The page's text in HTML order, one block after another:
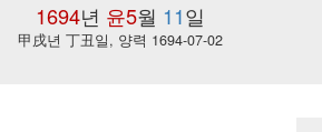
1694년 윤5월 11일
甲戌년 丁丑일, 양력 1694-07-02